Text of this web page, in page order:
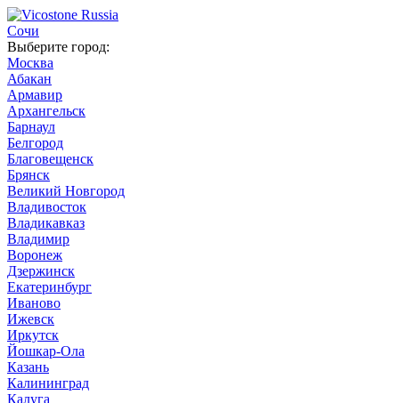
Сочи
Выберите город:
Москва
Абакан
Армавир
Архангельск
Барнаул
Белгород
Благовещенск
Брянск
Великий Новгород
Владивосток
Владикавказ
Владимир
Воронеж
Дзержинск
Екатеринбург
Иваново
Ижевск
Иркутск
Йошкар-Ола
Казань
Калининград
Калуга